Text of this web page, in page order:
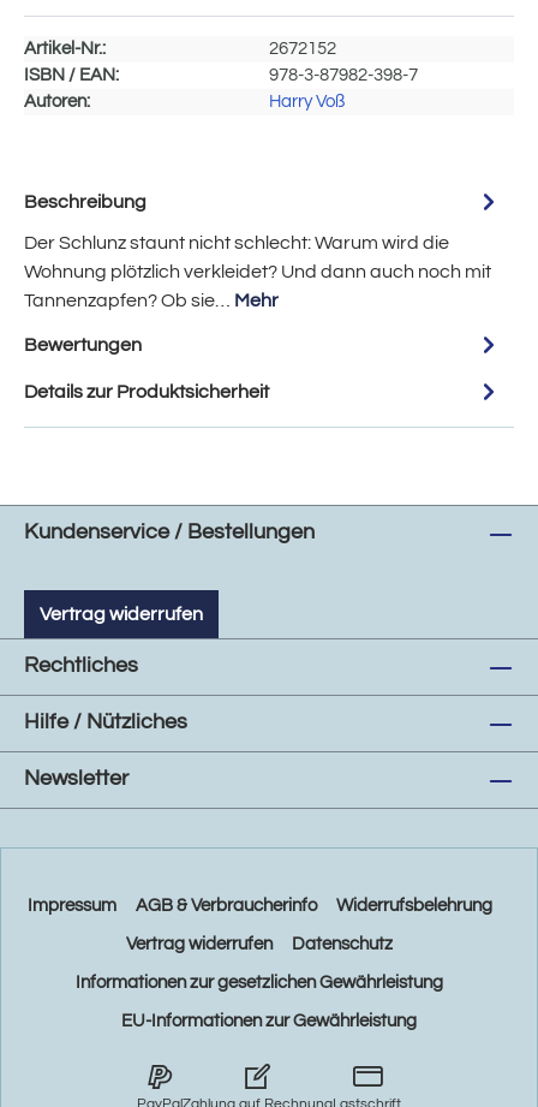
Artikel-Nr.:
2672152
ISBN / EAN:
978-3-87982-398-7
Autoren:
Harry Voß
Beschreibung
Der Schlunz staunt nicht schlecht: Warum wird die
Wohnung plötzlich verkleidet? Und dann auch noch mit
Tannenzapfen? Ob sie… Mehr
Bewertungen
Details zur Produktsicherheit
Kundenservice / Bestellungen
Vertrag widerrufen
Rechtliches
Hilfe / Nützliches
Newsletter
Impressum AGB & Verbraucherinfo Widerrufsbelehrung
Vertrag widerrufen Datenschutz
Informationen zur gesetzlichen Gewährleistung
EU-Informationen zur Gewährleistung